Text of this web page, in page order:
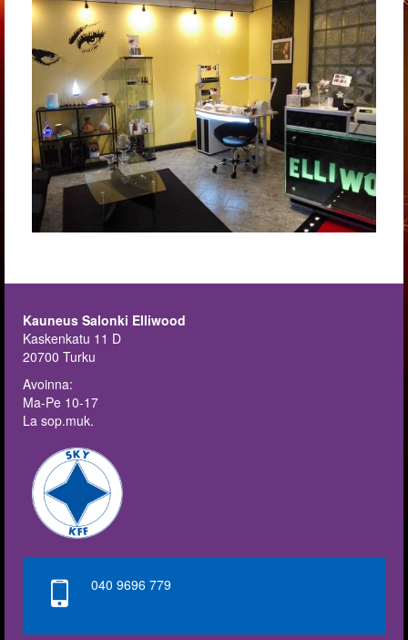
Kauneus Salonki Elliwood
Kaskenkatu 11 D
20700 Turku
Avoinna:
Ma-Pe 10-17
La sop.muk.
040 9696 779